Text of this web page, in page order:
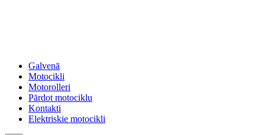
Galvenā
Motocikli
Motorolleri
Pārdot motociklu
Kontakti
Elektriskie motocikli